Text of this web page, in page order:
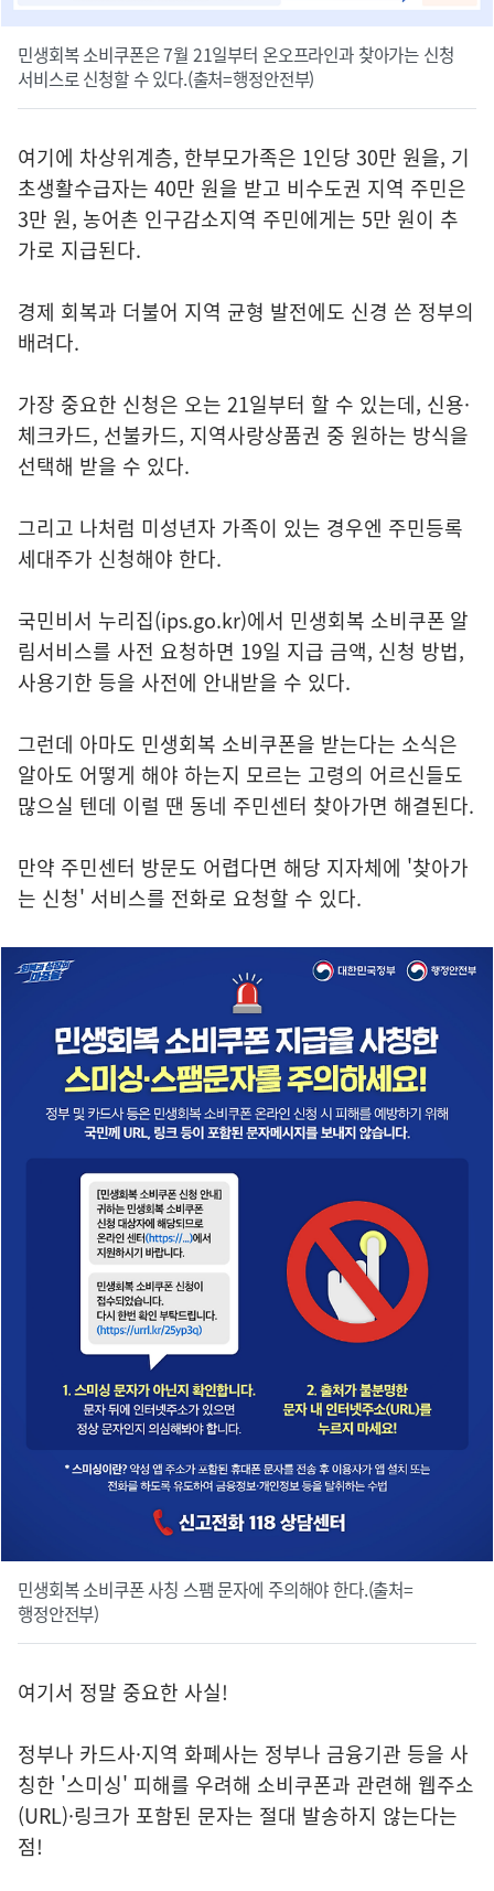
민생회복 소비쿠폰은 7월 21일부터 온오프라인과 찾아가는 신청
서비스로 신청할 수 있다.(출처=행정안전부)
여기에 차상위계층, 한부모가족은 1인당 30만 원을, 기
초생활수급자는 40만 원을 받고 비수도권 지역 주민은
3만 원, 농어촌 인구감소지역 주민에게는 5만 원이 추
가로 지급된다.
경제 회복과 더불어 지역 균형 발전에도 신경 쓴 정부의
배려다.
가장 중요한 신청은 오는 21일부터 할 수 있는데, 신용·
체크카드, 선불카드, 지역사랑상품권 중 원하는 방식을
선택해 받을 수 있다.
그리고 나처럼 미성년자 가족이 있는 경우엔 주민등록
세대주가 신청해야 한다.
국민비서 누리집(ips.go.kr)에서 민생회복 소비쿠폰 알
림서비스를 사전 요청하면 19일 지급 금액, 신청 방법,
사용기한 등을 사전에 안내받을 수 있다.
그런데 아마도 민생회복 소비쿠폰을 받는다는 소식은
알아도 어떻게 해야 하는지 모르는 고령의 어르신들도
많으실 텐데 이럴 땐 동네 주민센터 찾아가면 해결된다.
만약 주민센터 방문도 어렵다면 해당 지자체에 '찾아가
는 신청' 서비스를 전화로 요청할 수 있다.
민생회복 소비쿠폰 사칭 스팸 문자에 주의해야 한다.(출처=
행정안전부)
여기서 정말 중요한 사실!
정부나 카드사·지역 화폐사는 정부나 금융기관 등을 사
칭한 '스미싱' 피해를 우려해 소비쿠폰과 관련해 웹주소
(URL)·링크가 포함된 문자는 절대 발송하지 않는다는
점!